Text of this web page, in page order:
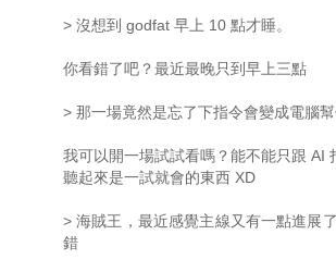
> 沒想到 godfat 早上 10 點才睡。
你看錯了吧？最近最晚只到早上三點
> 那一場竟然是忘了下指令會變成電腦
我可以開一場試試看嗎？能不能只跟 AI
聽起來是一試就會的東西 XD
> 海賊王，最近感覺主線又有一點進展
錯